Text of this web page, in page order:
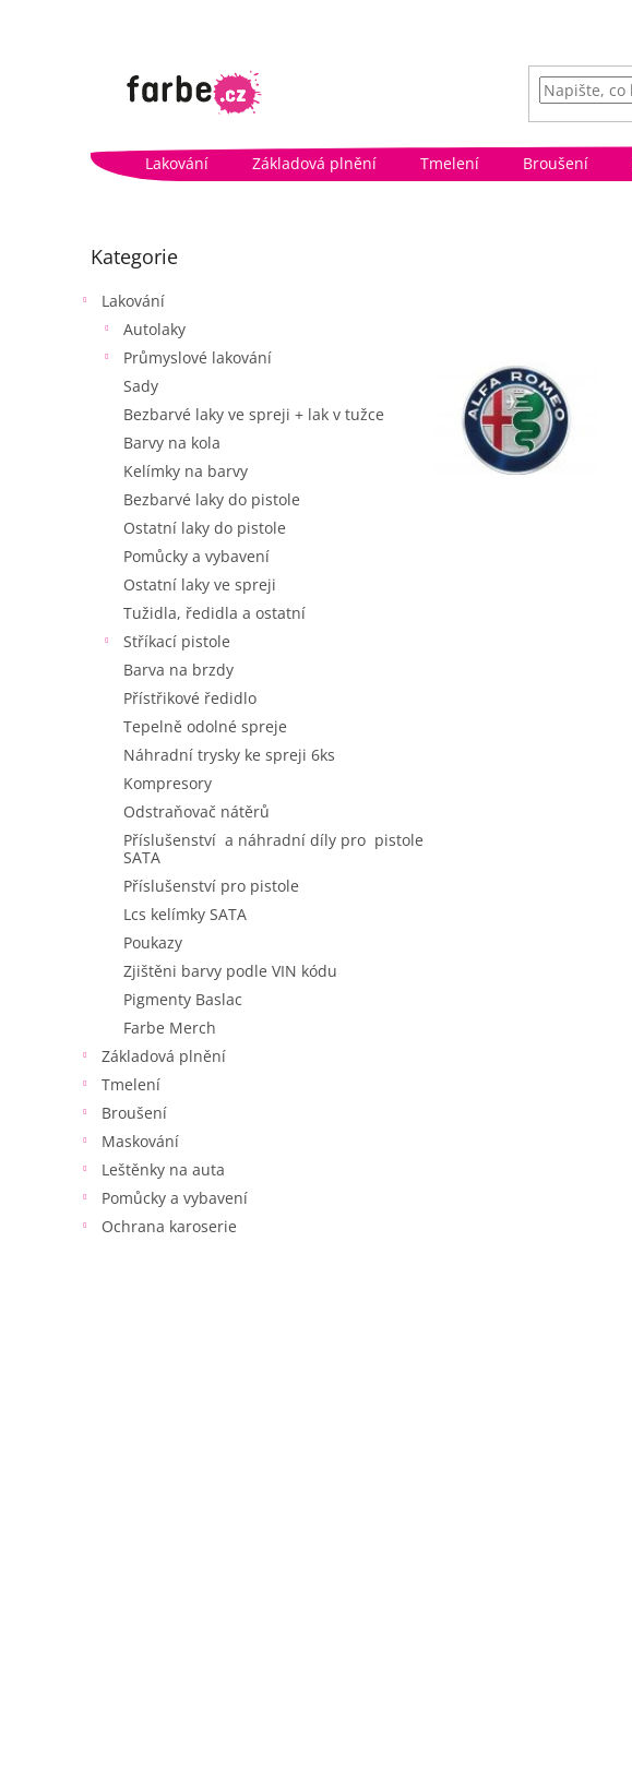
Lakování Základová plnění Tmelení Broušení
s
kategorie
Kategorie
Lakování
Autolaky
Průmyslové lakování
Sady
Bezbarvé laky ve spreji + lak v tužce
Barvy na kola
Kelímky na barvy
Bezbarvé laky do pistole
Ostatní laky do pistole
Pomůcky a vybavení
Ostatní laky ve spreji
Tužidla, ředidla a ostatní
Stříkací pistole
Barva na brzdy
Přístřikové ředidlo
Tepelně odolné spreje
Náhradní trysky ke spreji 6ks
Kompresory
Odstraňovač nátěrů
Příslušenství a náhradní díly pro pistole
SATA
Příslušenství pro pistole
Lcs kelímky SATA
Poukazy
Zjištěni barvy podle VIN kódu
Pigmenty Baslac
Farbe Merch
Základová plnění
Tmelení
Broušení
Maskování
Leštěnky na auta
Pomůcky a vybavení
Ochrana karoserie